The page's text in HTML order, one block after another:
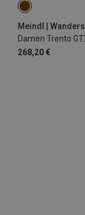
Meindl |
Damen Trento
268,20 €